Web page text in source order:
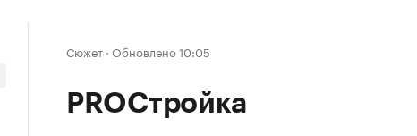
Сюжет · Обновлено 10:05
PROСтройка